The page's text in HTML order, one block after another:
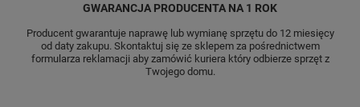
GWARANCJA PRODUCENTA NA 1 ROK
Producent gwarantuje naprawę lub wymianę sprzętu do 12 miesięcy
od daty zakupu. Skontaktuj się ze sklepem za pośrednictwem
formularza reklamacji aby zamówić kuriera który odbierze sprzęt z
Twojego domu.